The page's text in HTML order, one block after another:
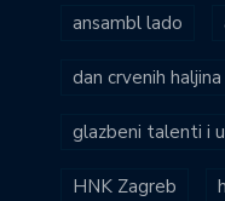
ansambl lado
dan crvenih haljina
glazbeni talenti i
HNK Zagreb